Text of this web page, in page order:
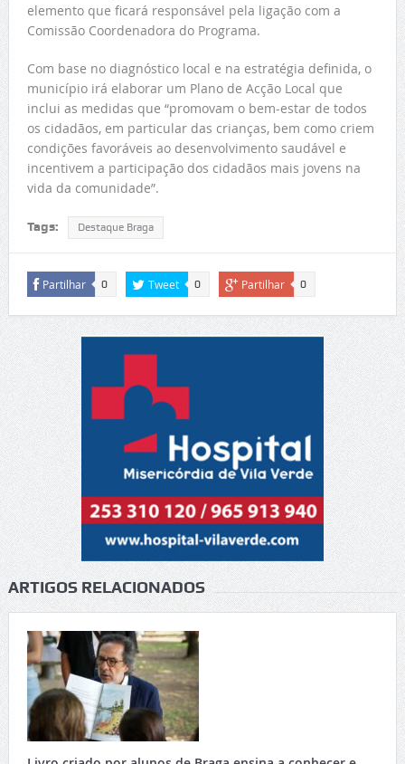
elemento que ficará responsável pela ligação com a
Comissão Coordenadora do Programa.
Com base no diagnóstico local e na estratégia definida, o
município irá elaborar um Plano de Acção Local que
inclui as medidas que “promovam o bem-estar de todos
os cidadãos, em particular das crianças, bem como criem
condições favoráveis ao desenvolvimento saudável e
incentivem a participação dos cidadãos mais jovens na
vida da comunidade”.
Tags: Destaque Braga
Partilhar 0 Tweet 0 Partilhar 0
ARTIGOS RELACIONADOS